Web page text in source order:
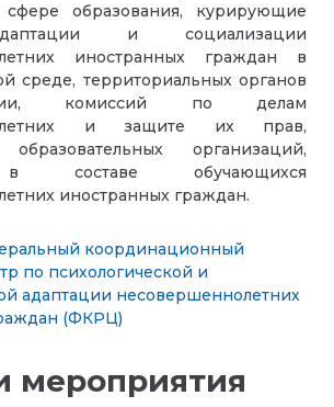
образования, курирующие
и социализации
иностранных граждан в
среде, территориальных органов
комиссий по делам
и защите их прав,
образовательных организаций,
составе обучающихся
иностранных граждан.
координационный
по психологической и
адаптации несовершеннолетних
(ФКРЦ)
мероприятия